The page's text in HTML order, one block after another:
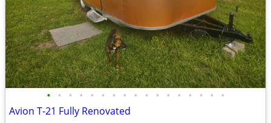
• • • • • • • • • • • • • • • • •
Avion T-21 Fully Renovated